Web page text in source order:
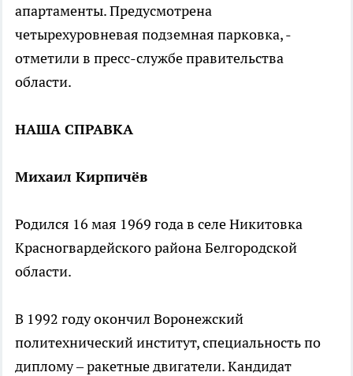
апартаменты. Предусмотрена
четырехуровневая подземная парковка, -
отметили в пресс-службе правительства
области.
НАША СПРАВКА
Михаил Кирпичёв
Родился 16 мая 1969 года в селе Никитовка
Красногвардейского района Белгородской
области.
В 1992 году окончил Воронежский
политехнический институт, специальность по
диплому – ракетные двигатели. Кандидат